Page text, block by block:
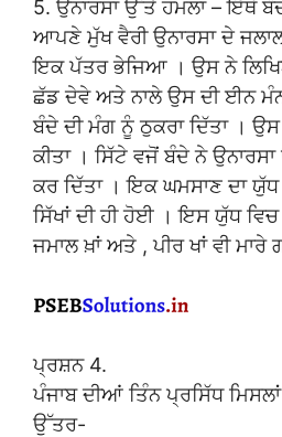
5. ਉਨਾਰਸਾ ਉੱਤੇ ਹਮਲਾ – ਇੱਥੋਂ
ਆਪਣੇ ਮੁੱਖ ਵੈਰੀ ਉਨਾਰਸਾ ਦੇ
ਇਕ ਪੱਤਰ ਭੇਜਿਆ । ਉਸ ਨੇ
ਛੱਡ ਦੇਵੇ ਅਤੇ ਨਾਲੇ ਉਸ ਦੀ ਈਨ
ਬੰਦੇ ਦੀ ਮੰਗ ਨੂੰ ਠੁਕਰਾ ਦਿੱਤਾ । ਉਸ
ਕੀਤਾ । ਸਿੱਟੇ ਵਜੋਂ ਬੰਦੇ ਨੇ
ਕਰ ਦਿੱਤਾ । ਇਕ ਘਮਸਾਣ ਦਾ
ਸਿੱਖਾਂ ਦੀ ਹੀ ਹੋਈ । ਇਸ ਯੁੱਧ
ਜਮਾਲ ਖ਼ਾਂ ਅਤੇ , ਪੀਰ ਖਾਂ ਵੀ ਮਾਰੇ
ਪ੍ਰਸ਼ਨ 4.
ਪੰਜਾਬ ਦੀਆਂ ਤਿੰਨ ਪ੍ਰਸਿੱਧ ਮਿਸਲਾਂ
ਉੱਤਰ-